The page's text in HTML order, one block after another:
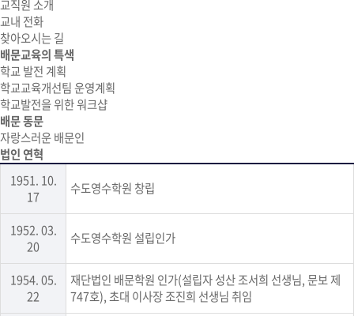
교직원 소개
교내 전화
찾아오시는 길
배문교육의 특색
학교 발전 계획
학교교육개선팀 운영계획
학교발전을 위한 워크샵
배문 동문
자랑스러운 배문인
법인 연혁
1951. 10.
17
수도영수학원 창립
1952. 03.
20
수도영수학원 설립인가
1954. 05.
22
재단법인 배문학원 인가(설립자 성산 조서희 선생님, 문보 제
747호), 초대 이사장 조진희 선생님 취임